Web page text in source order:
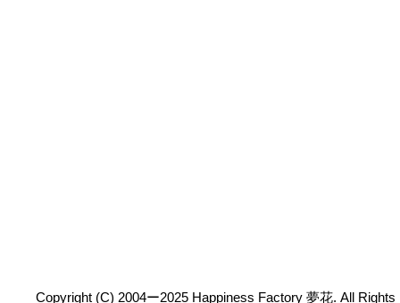
Copyright (C) 2004ー2025 Happiness Factory 夢花. All Rights